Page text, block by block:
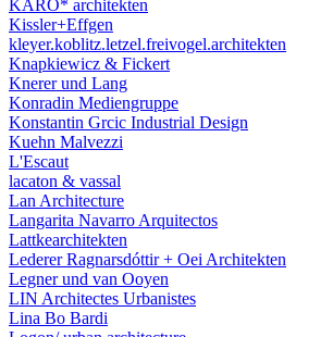
KARO* architekten
Kissler+Effgen
kleyer.koblitz.letzel.freivogel.architekten
Knapkiewicz & Fickert
Knerer und Lang
Konradin Mediengruppe
Konstantin Grcic Industrial Design
Kuehn Malvezzi
L'Escaut
lacaton & vassal
Lan Architecture
Langarita Navarro Arquitectos
Lattkearchitekten
Lederer Ragnarsdóttir + Oei Architekten
Legner und van Ooyen
LIN Architectes Urbanistes
Lina Bo Bardi